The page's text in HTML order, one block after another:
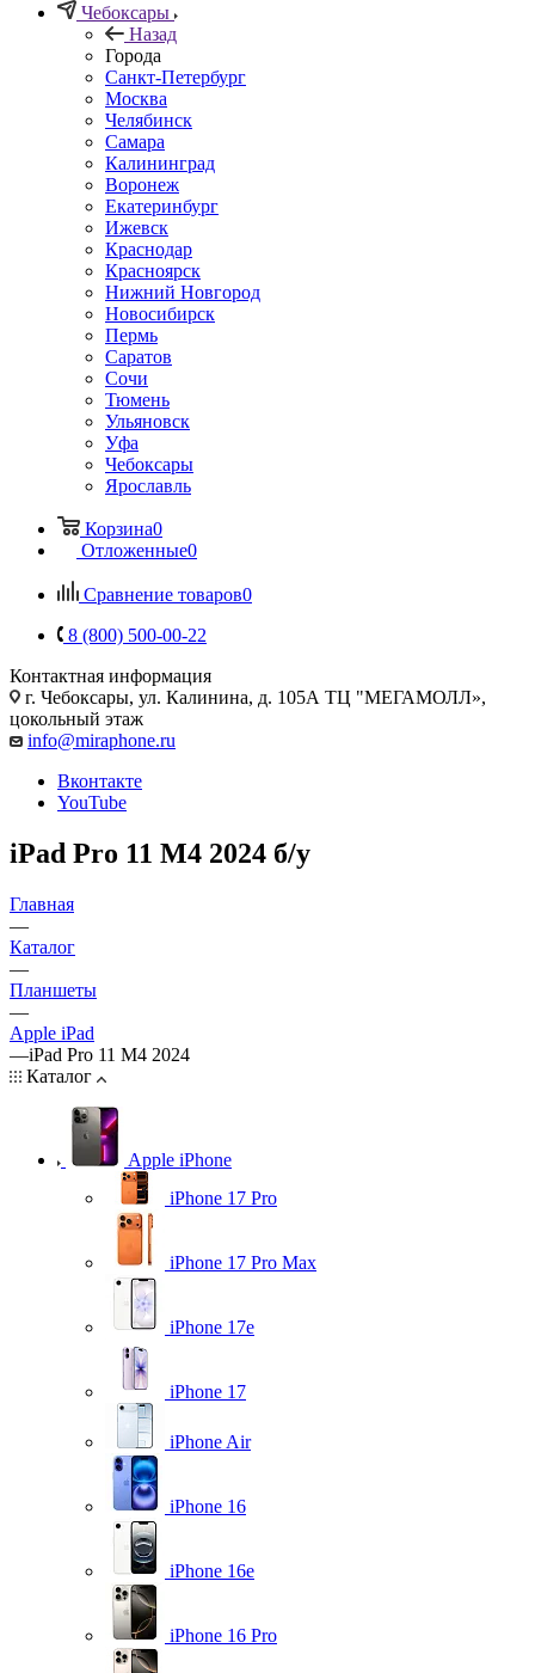
Чебоксары
Назад
Города
Санкт-Петербург
Москва
Челябинск
Самара
Калининград
Воронеж
Екатеринбург
Ижевск
Краснодар
Красноярск
Нижний Новгород
Новосибирск
Пермь
Саратов
Сочи
Тюмень
Ульяновск
Уфа
Чебоксары
Ярославль
Корзина0
Отложенные0
Сравнение товаров0
8 (800) 500-00-22
Контактная информация
г. Чебоксары, ул. Калинина, д. 105А ТЦ "МЕГАМОЛЛ»,
цокольный этаж
info@miraphone.ru
Вконтакте
YouTube
iPad Pro 11 M4 2024 б/у
Главная
—
Каталог
—
Планшеты
—
Apple iPad
—iPad Pro 11 M4 2024
Каталог
Apple iPhone
iPhone 17 Pro
iPhone 17 Pro Max
iPhone 17e
iPhone 17
iPhone Air
iPhone 16
iPhone 16e
iPhone 16 Pro